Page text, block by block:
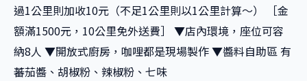
過1公里則加收10元（不足1公里則以1公里計算～） ［金
額滿1500元，10公里免外送費］ ▼店內環境，座位可容
納8人 ▼開放式廚房，咖哩都是現場製作 ▼醬料自助區 有
蕃茄醬、胡椒粉、辣椒粉、七味